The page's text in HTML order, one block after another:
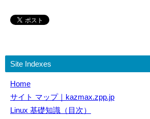
Site Indexes
Home
サイト マップ｜kazmax.zpp.jp
Linux 基礎知識（目次）